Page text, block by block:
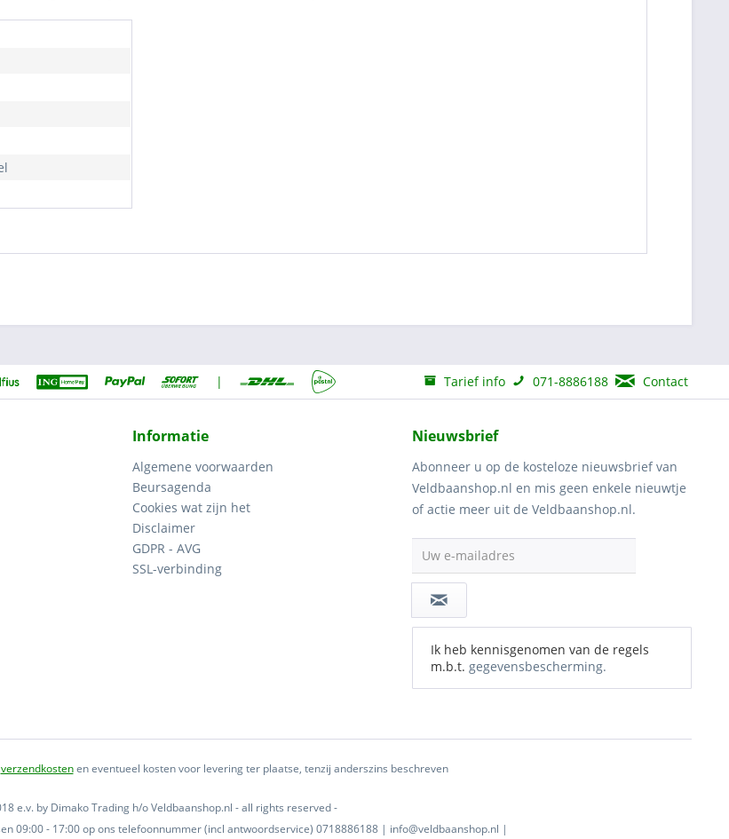
| Tarief info 071-8886188 Contact
Informatie
Algemene voorwaarden
Beursagenda
Cookies wat zijn het
Disclaimer
GDPR - AVG
SSL-verbinding
Nieuwsbrief
Abonneer u op de kosteloze nieuwsbrief van
Veldbaanshop.nl en mis geen enkele nieuwtje
of actie meer uit de Veldbaanshop.nl.
Uw e-mailadres
Ik heb kennisgenomen van de regels
m.b.t. gegevensbescherming.
verzendkostenen eventueel kosten voor levering ter plaatse, tenzij anderszins beschreven
e.v. by Dimako Trading h/o Veldbaanshop.nl - all rights reserved -
09:00 - 17:00 op ons telefoonnummer (incl antwoordservice) 0718886188 | info@veldbaanshop.nl |